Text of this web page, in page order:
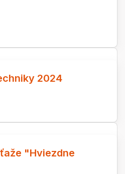
2024
"Hviezdne